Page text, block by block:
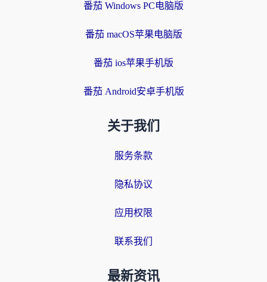
番茄 Windows PC电脑版
番茄 macOS苹果电脑版
番茄 ios苹果手机版
番茄 Android安卓手机版
关于我们
服务条款
隐私协议
应用权限
联系我们
最新资讯